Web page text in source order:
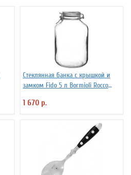
Стеклянная банка с крышкой и
замком Fido 5 л Bormioli Rocco
1 670 р.